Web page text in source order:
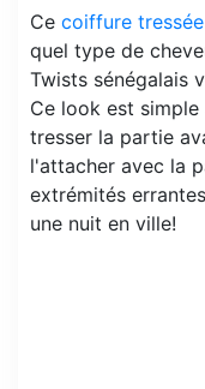
Ce coiffure tressée
quel type de
Twists sénégalais
Ce look est
tresser la partie
l'attacher avec la
extrémités
une nuit en ville!